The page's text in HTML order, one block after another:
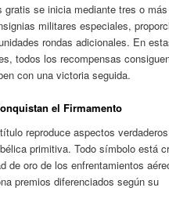
gratis se inicia mediante tres o
militares especiales,
rondas adicionales. En
todos los recompensas
con una victoria seguida.
el Firmamento
reproduce aspectos
primitiva. Todo símbolo está
de oro de los enfrentamientos
premios diferenciados según su